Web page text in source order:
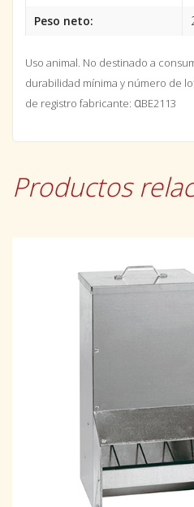
Peso neto:
Uso animal. No destinado a
durabilidad mínima y número de
de registro fabricante: αBE2113
Productos